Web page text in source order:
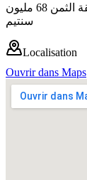
قطعة ارضية بمساحة 140 متر مربع للبيع ببوزنيقة الثمن 68 مليون
سنتيم
Localisation
Ouvrir dans Maps